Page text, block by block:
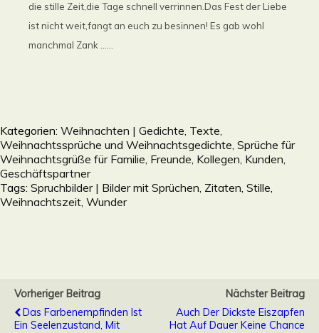
die stille Zeit,die Tage schnell verrinnen.Das Fest der Liebe
ist nicht weit,fangt an euch zu besinnen! Es gab wohl
manchmal Zank ......
Kategorien: Weihnachten | Gedichte, Texte,
Weihnachtssprüche und Weihnachtsgedichte, Sprüche für
Weihnachtsgrüße für Familie, Freunde, Kollegen, Kunden,
Geschäftspartner
Tags: Spruchbilder | Bilder mit Sprüchen, Zitaten Stille
Weihnachtszeit Wunder
Vorheriger Beitrag
Das Farbenempfinden Ist
Ein Seelenzustand, Mit
Nächster Beitrag
Auch Der Dickste Eiszapfen
Hat Auf Dauer Keine Chance